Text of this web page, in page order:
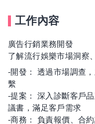
工作內容
廣告行銷業務開發
了解流行娛樂市場洞察
-開發： 透過市場調查
繫
-提案： 深入診斷客戶
議書，滿足客戶需求
-商務： 負責報價、合